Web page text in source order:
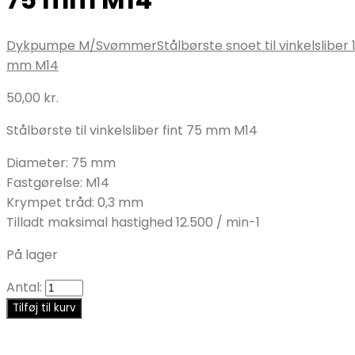
Dykpumpe M/SvømmerStålbørste snoet til vinkelsliber
mm M14
50,00 kr.
Stålbørste til vinkelsliber fint 75 mm M14
Diameter: 75 mm
Fastgørelse: M14
Krympet tråd: 0,3 mm
Tilladt maksimal hastighed 12.500 / min-1
På lager
Antal:
Tilføj til kurv